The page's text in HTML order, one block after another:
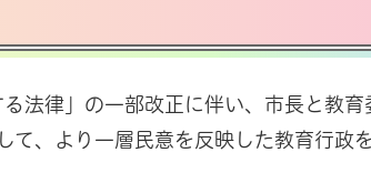
法律」の一部改正に伴い、市長と教育
て、より一層民意を反映した教育行政